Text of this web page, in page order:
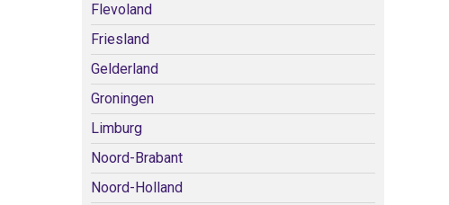
Flevoland
Friesland
Gelderland
Groningen
Limburg
Noord-Brabant
Noord-Holland